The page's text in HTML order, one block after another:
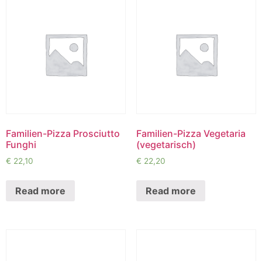
Familien-Pizza Prosciutto
Funghi
€ 22,10
Read more
Familien-Pizza Vegetaria
(vegetarisch)
€ 22,20
Read more